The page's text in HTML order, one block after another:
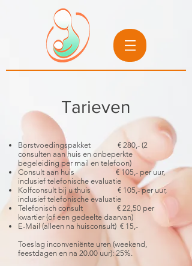
Tarieven
Borstvoedingspakket € 280,- (2
consulten aan huis en onbeperkte
begeleiding per mail en telefoon)
Consult aan huis € 105,- per uur,
inclusief telefonische evaluatie
Kolfconsult bij u thuis € 105,- per uur,
inclusief telefonische evaluatie
Telefonisch consult € 22,50 per
kwartier (of een gedeelte daarvan)
E-Mail (alleen na huisconsult) € 15,-
Toeslag inconveniënte uren (weekend,
feestdagen en na 20.00 uur): 25%.